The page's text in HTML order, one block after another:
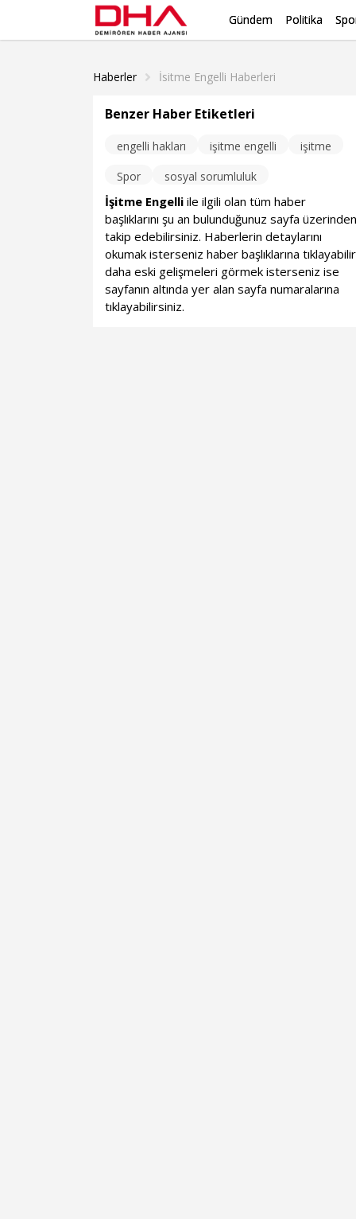
Gündem Politika
Haberler
İsitme Engelli Haberleri
Benzer Haber Etiketleri
engelli hakları işitme engelli
işitme
Spor
sosyal sorumluluk
İşitme Engelli ile ilgili olan tüm haber
başlıklarını şu an bulunduğunuz sayfa üzerinden
takip edebilirsiniz. Haberlerin detaylarını
okumak isterseniz haber başlıklarına
daha eski gelişmeleri görmek isterseniz ise
sayfanın altında yer alan sayfa numaralarına
tıklayabilirsiniz.